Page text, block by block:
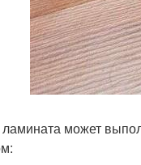
может